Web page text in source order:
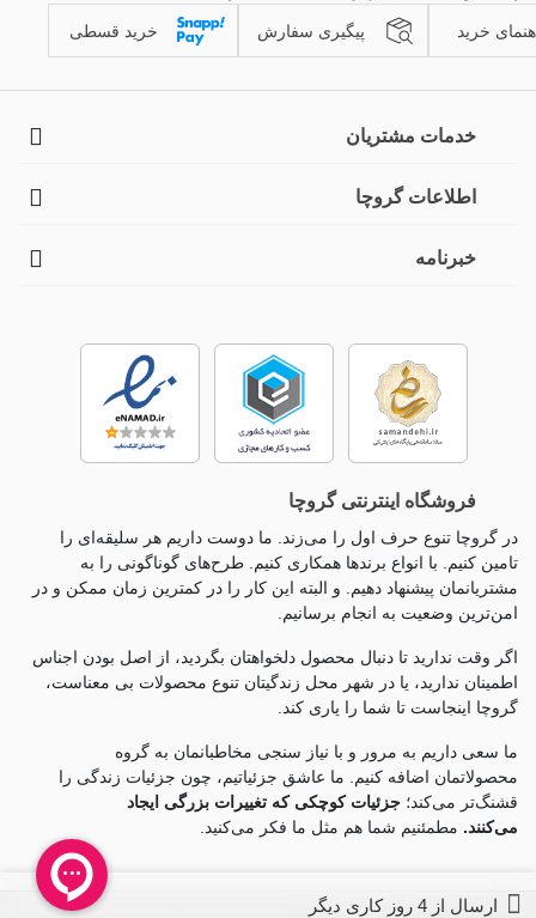
ارسال از 4 روز کاری دیگر
خرید پیگیری سفارش خرید قسطی
خدمات مشتریان
اطلاعات گروچا
خبرنامه
فروشگاه اینترنتی گروچا
در گروچا تنوع حرف اول را می‌زند. ما دوست داریم هر سلیقه‌ای را
تامین کنیم. با انواع برندها همکاری کنیم. طرح‌های گوناگونی را به
مشتریانمان پیشنهاد دهیم. و البته این کار را در کمترین زمان ممکن و در
امن‌ترین وضعیت به انجام برسانیم.
اگر وقت ندارید تا دنبال محصول دلخواهتان بگردید، از اصل بودن اجناس
اطمینان ندارید، یا در شهر محل زندگیتان تنوع محصولات بی معناست،
گروچا اینجاست تا شما را یاری کند.
ما سعی داریم به مرور و با نیاز سنجی مخاطبانمان به گروه
محصولاتمان اضافه کنیم. ما عاشق جزئياتیم، چون جزئيات زندگی را
قشنگ‌تر می‌کند؛ جزئیات کوچکی که تغییرات بزرگی ایجاد
می‌کنند. مطمئنیم شما هم مثل ما فکر می‌کنید.